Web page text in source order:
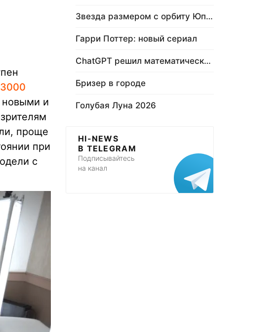
3000
новыми и
проще
при
с
Звезда размером с орбиту Юпитера
Гарри Поттер: новый сериал
ChatGPT решил математическую задачу
Бризер в городе
Голубая Луна 2026
HI-NEWS
В TELEGRAM
Подписывайтесь
на канал